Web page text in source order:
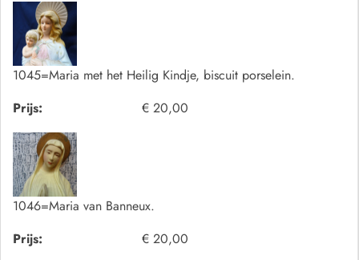
1045=Maria met het Heilig Kindje, biscuit porselein.
Prijs:
€ 20,00
1046=Maria van Banneux.
Prijs:
€ 20,00